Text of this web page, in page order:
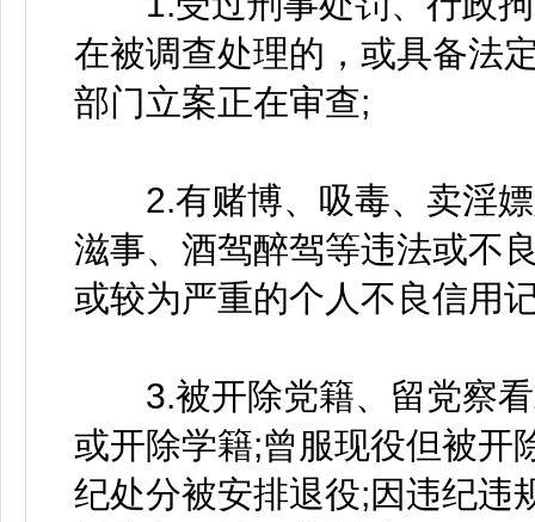
在被调查处理的，或具备法
部门立案正在审查;
2.有赌博、吸毒、卖淫嫖
滋事、酒驾醉驾等违法或不
或较为严重的个人不良信用
3.被开除党籍、留党察看
或开除学籍;曾服现役但被开
纪处分被安排退役;因违纪违